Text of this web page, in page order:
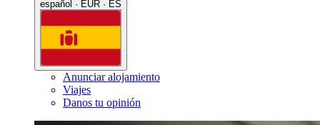
español · EUR · ES
Anunciar alojamiento
Viajes
Danos tu opinión